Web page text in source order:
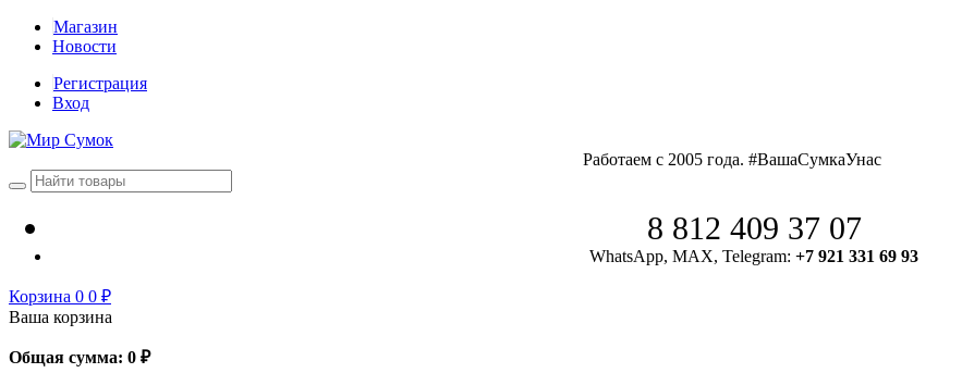
Магазин
Новости
Регистрация
Вход
Работаем с 2005 года. #ВашаСумкаУнас
8 812 409 37 07
WhatsApp, MAX, Telegram: +7 921 331 69 93
Корзина 0 0 ₽
Ваша корзина
Общая сумма: 0 ₽